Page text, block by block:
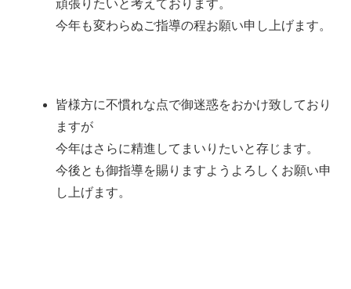
頑張りたいと考えております。
今年も変わらぬご指導の程お願い申し上げます。
皆様方に不慣れな点で御迷惑をおかけ致しており
ますが
今年はさらに精進してまいりたいと存じます。
今後とも御指導を賜りますようよろしくお願い申
し上げます。